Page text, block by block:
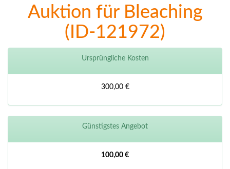
Auktion für Bleaching
(ID-121972)
Ursprüngliche Kosten
300,00 €
Günstigstes Angebot
100,00 €